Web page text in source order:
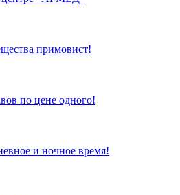
примовист!
по цене одного!
и ночное время!